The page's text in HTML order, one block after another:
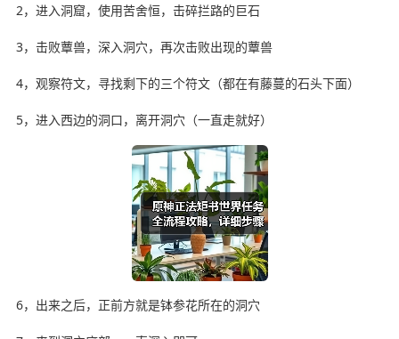
2，进入洞窟，使用苦舍恒，击碎拦路的巨石
3，击败蕈兽，深入洞穴，再次击败出现的蕈兽
4，观察符文，寻找剩下的三个符文（都在有藤蔓的石头下面）
5，进入西边的洞口，离开洞穴（一直走就好）
6，出来之后，正前方就是钵参花所在的洞穴